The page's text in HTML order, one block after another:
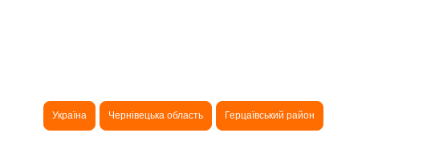
Україна Чернівецька область Герцаївський район